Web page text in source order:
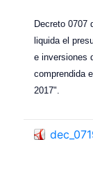
Decreto 0707
liquida el
e inversiones
comprendida
2017".